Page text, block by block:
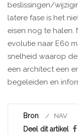
beslissingen/
latere fase is het
eisen nog te halen.
evolutie naar E60
snelheid waarop
een architect een
begeleiden en
Bron NAV
Deel dit artikel